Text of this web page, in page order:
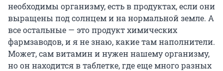
необходимы организму, есть в продуктах, если они
выращены под солнцем и на нормальной земле. А
все остальные — это продукт химических
фармзаводов, и я не знаю, какие там наполнители.
Может, сам витамин и нужен нашему организму,
но он находится в таблетке, где еще много разных